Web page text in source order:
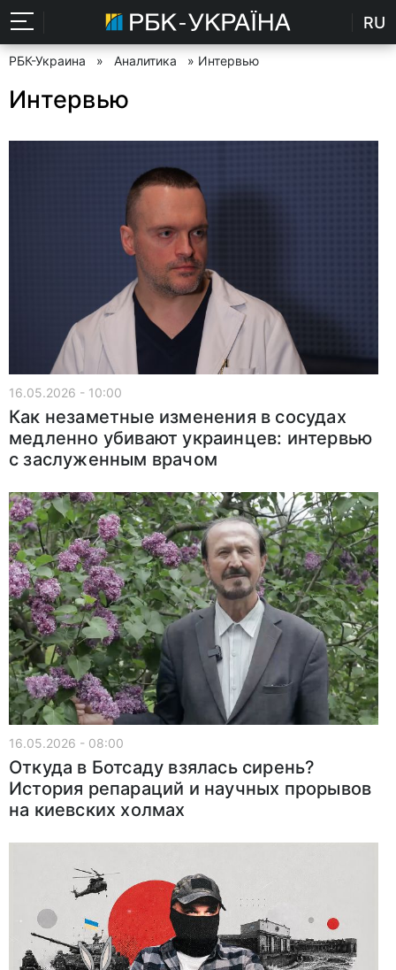
RU
РБК-Украина » Аналитика » Интервью
Интервью
16.05.2026 - 10:00
Как незаметные изменения в сосудах
медленно убивают украинцев: интервью
с заслуженным врачом
16.05.2026 - 08:00
Откуда в Ботсаду взялась сирень?
История репараций и научных прорывов
на киевских холмах